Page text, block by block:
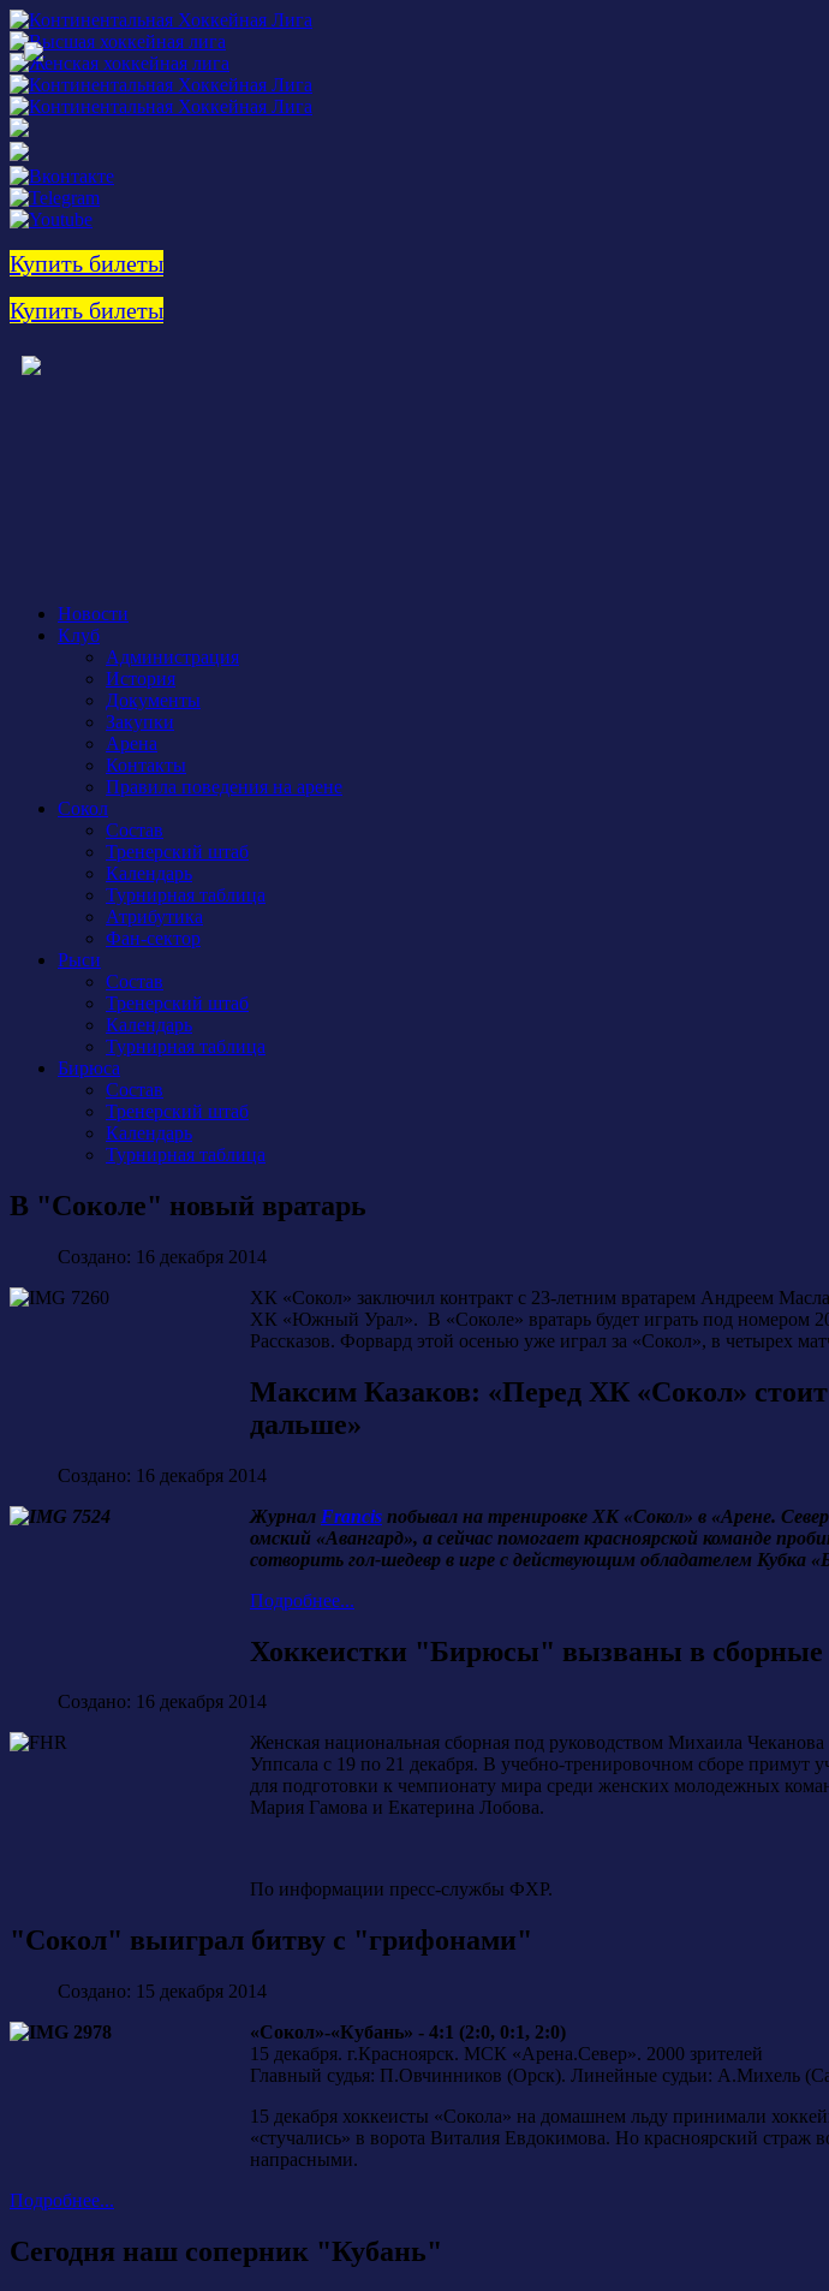
Купить билеты
Купить билеты
Новости
Клуб
Администрация
История
Документы
Закупки
Арена
Контакты
Правила поведения на арене
Сокол
Состав
Тренерский штаб
Календарь
Турнирная таблица
Атрибутика
Фан-сектор
Рыси
Состав
Тренерский штаб
Календарь
Турнирная таблица
Бирюса
Состав
Тренерский штаб
Календарь
Турнирная таблица
В "Соколе" новый вратарь
Создано: 16 декабря 2014
ХК «Сокол» заключил контракт с 23-летним вратарем Андреем
ХК «Южный Урал». В «Соколе» вратарь будет играть под номером
Рассказов. Форвард этой осенью уже играл за «Сокол», в четырех
Максим Казаков: «Перед ХК «Сокол»
дальше»
Создано: 16 декабря 2014
Журнал Francis побывал на тренировке ХК «Сокол» в «Арене.
омский «Авангард», а сейчас помогает красноярской команде
сотворить гол-шедевр в игре с действующим обладателем Кубка
Подробнее...
Хоккеистки "Бирюсы" вызваны в сборные
Создано: 16 декабря 2014
Женская национальная сборная под руководством Михаила
Уппсала с 19 по 21 декабря. В учебно-тренировочном сборе примут
для подготовки к чемпионату мира среди женских молодежных
Мария Гамова и Екатерина Лобова.
По информации пресс-службы ФХР.
"Сокол" выиграл битву с "грифонами"
Создано: 15 декабря 2014
«Сокол»-«Кубань» - 4:1 (2:0, 0:1, 2:0)
15 декабря. г.Красноярск. МСК «Арена.Север». 2000 зрителей
Главный судья: П.Овчинников (Орск). Линейные судьи: А.Михель
15 декабря хоккеисты «Сокола» на домашнем льду принимали
«стучались» в ворота Виталия Евдокимова. Но красноярский страж
напрасными.
Подробнее...
Сегодня наш соперник "Кубань"